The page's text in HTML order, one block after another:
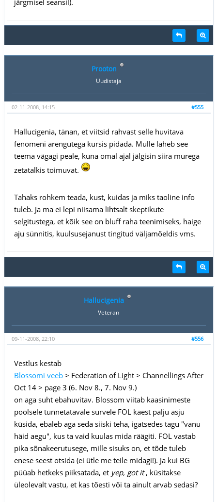
Prooton
Uudistaja
#555
02-11-2008, 14:15
Hallucigenia, tänan, et viitsid rahvast selle huvitava
fenomeni arengutega kursis pidada. Mulle läheb see
teema vägagi peale, kuna omal ajal jälgisin siira murega
zetatalkis toimuvat.
Tahaks rohkem teada, kust, kuidas ja miks taoline info
tuleb. Ja ma ei lepi niisama lihtsalt skeptikute
selgitustega, et kõik see on bluff raha teenimiseks, haige
aju sünnitis, kuulsusejanust tingitud väljamõeldis vms.
Hallucigenia
Veteran
#556
09-11-2008, 22:10
Vestlus kestab
Blossomi veeb> Federation of Light > Channellings After
Oct 14 > page 3 (6. Nov 8., 7. Nov 9.)
on aga suht ebahuvitav. Blossom viitab kaasinimeste
poolsele tunnetatavale survele FOL käest palju asju
küsida, ebaleb aga seda siiski teha, igatsedes tagu "vanu
häid aegu", kus ta vaid kuulas mida räägiti. FOL vastab
pika sõnakeerutusege, mille sisuks on, et tõde tuleb
enese seest otsida (ei ütle me teile midagi!). Ja kui BG
püüab hetkeks piiksatada, et yep, got it, küsitakse
üleolevalt vastu, et kas tõesti või ta ainult arvab sedasi?